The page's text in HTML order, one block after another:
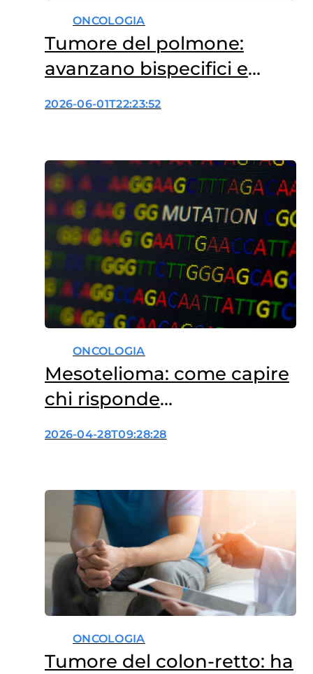
ONCOLOGIA
Tumore del polmone:
avanzano bispecifici e
anticorpi coniugati
2026-06-01T22:23:52
ONCOLOGIA
Mesotelioma: come capire
chi risponde
all’immunoterapia
2026-04-28T09:28:28
ONCOLOGIA
Tumore del colon-retto: ha